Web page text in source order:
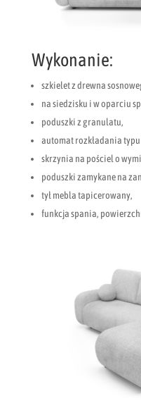
Wykonanie:
szkielet z drewna
na siedzisku i w oparciu
poduszki z granulatu,
automat rozkładania typu
skrzynia na pościel o
poduszki zamykane na
tył mebla tapicerowany,
funkcja spania,